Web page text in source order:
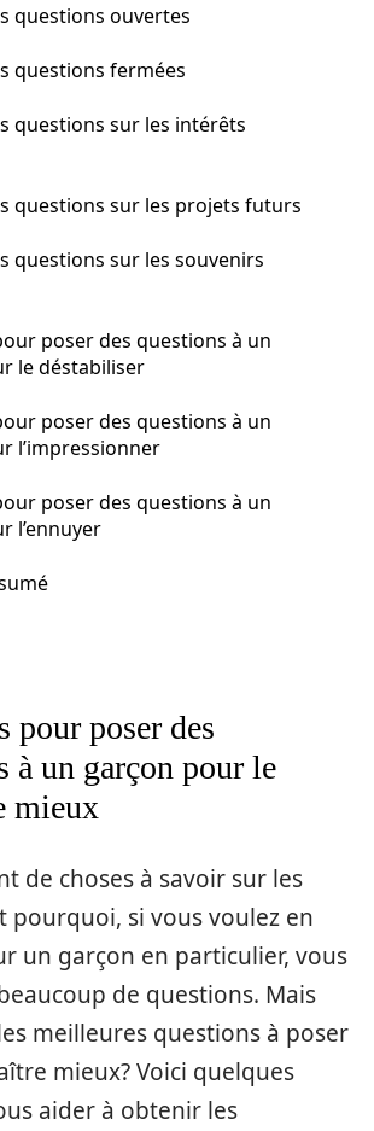
questions ouvertes
questions fermées
questions sur les intérêts
questions sur les projets futurs
questions sur les souvenirs
poser des questions à un
le déstabiliser
poser des questions à un
l’impressionner
poser des questions à un
l’ennuyer
pour poser des
à un garçon pour le
mieux
de choses à savoir sur les
pourquoi, si vous voulez en
un garçon en particulier, vous
de questions. Mais
meilleures questions à poser
mieux? Voici quelques
aider à obtenir les